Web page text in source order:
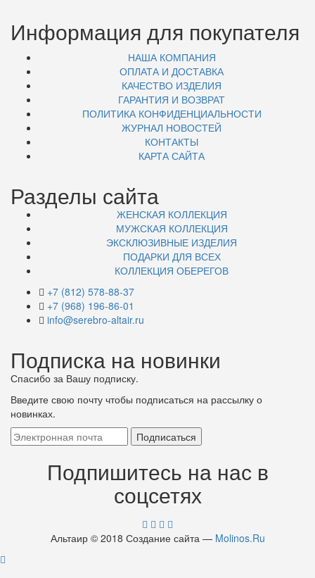
Информация для покупателя
НАША КОМПАНИЯ
ОПЛАТА И ДОСТАВКА
КАЧЕСТВО ИЗДЕЛИЯ
ГАРАНТИЯ И ВОЗВРАТ
ПОЛИТИКА КОНФИДЕНЦИАЛЬНОСТИ
ЖУРНАЛ НОВОСТЕЙ
КОНТАКТЫ
КАРТА САЙТА
Разделы сайта
ЖЕНСКАЯ КОЛЛЕКЦИЯ
МУЖСКАЯ КОЛЛЕКЦИЯ
ЭКСКЛЮЗИВНЫЕ ИЗДЕЛИЯ
ПОДАРКИ ДЛЯ ВСЕХ
КОЛЛЕКЦИЯ ОБЕРЕГОВ
+7 (812) 578-88-37
+7 (968) 196-86-01
info@serebro-altair.ru
Подписка на новинки
Спасибо за Вашу подписку.
Введите свою почту чтобы подписаться на рассылку о
новинках.
Подпишитесь на нас в
соцсетях
Альтаир © 2018 Создание сайта — Molinos.Ru